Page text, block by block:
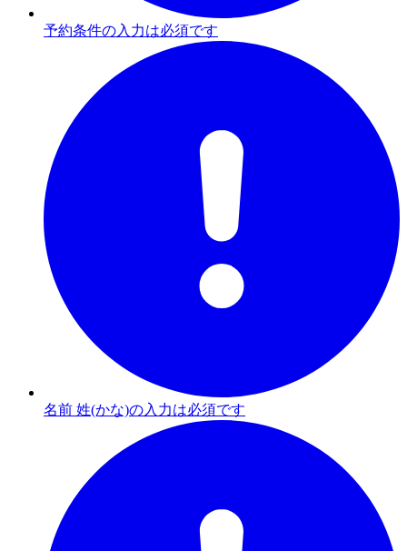
予約条件の入力は必須です
名前 姓(かな)の入力は必須です